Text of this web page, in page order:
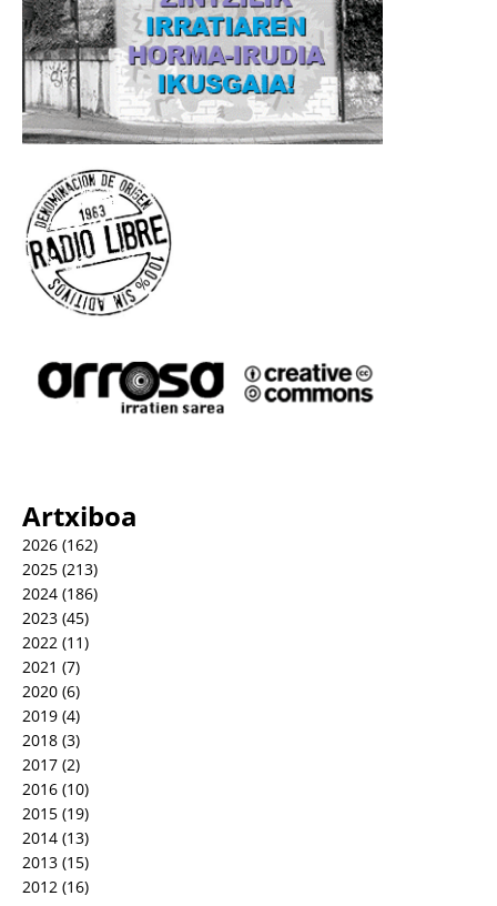
Artxiboa
2026 (162)
2025 (213)
2024 (186)
2023 (45)
2022 (11)
2021 (7)
2020 (6)
2019 (4)
2018 (3)
2017 (2)
2016 (10)
2015 (19)
2014 (13)
2013 (15)
2012 (16)